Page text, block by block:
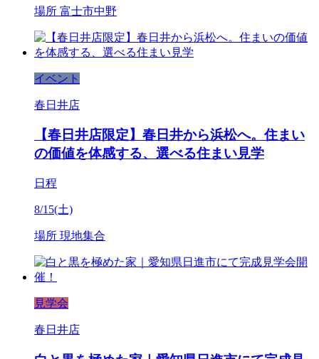
場所 富士市中野
イベント
春日井店
【春日井店限定】春日井から浜松へ。住まい
の価値を体感する、選べる住まい見学
日程
8/15(土)
場所 現地集合
見学会
春日井店